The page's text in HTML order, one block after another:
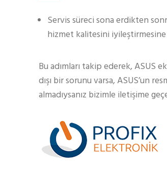
Servis süreci sona erdikten
hizmet kalitesini iyileştirmesine
Bu adımları takip ederek, ASUS
dışı bir sorunu varsa, ASUS’un
almadıysanız bizimle iletişime